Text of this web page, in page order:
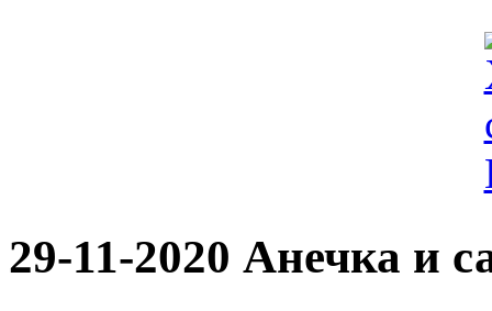
29-11-2020 Анечка и